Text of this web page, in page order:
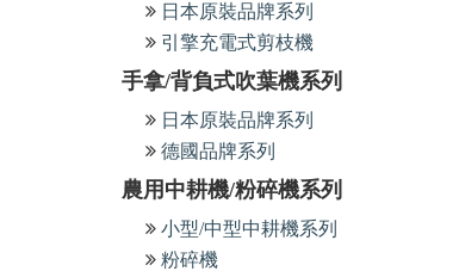
日本原裝品牌系列
引擎充電式剪枝機
手拿/背負式吹葉機系列
日本原裝品牌系列
德國品牌系列
農用中耕機/粉碎機系列
小型/中型中耕機系列
粉碎機